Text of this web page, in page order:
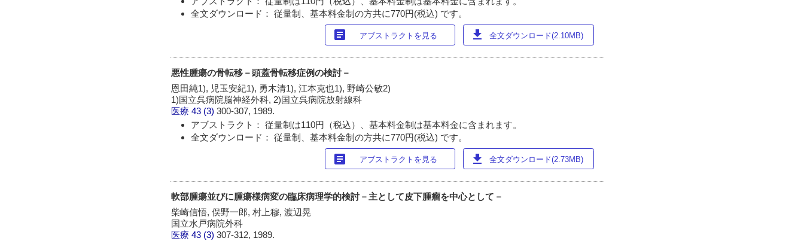
全文ダウンロード： 従量制、基本料金制の方共に770円(税込) です。
article アブストラクトを見る download 全文ダウンロード(2.10MB)
悪性腫瘍の骨転移－頭蓋骨転移症例の検討－
恩田純1), 児玉安紀1), 勇木清1), 江本克也1), 野崎公敏2)
1)国立呉病院脳神経外科, 2)国立呉病院放射線科
医療 43 (3)300-307, 1989.
アブストラクト： 従量制は110円（税込）、基本料金制は基本料金に含まれます。
全文ダウンロード： 従量制、基本料金制の方共に770円(税込) です。
article アブストラクトを見る download 全文ダウンロード(2.73MB)
軟部腫瘍並びに腫瘍様病変の臨床病理学的検討－主として皮下腫瘤を中心として－
柴崎信悟, 俣野一郎, 村上穆, 渡辺晃
国立水戸病院外科
医療 43 (3)307-312, 1989.